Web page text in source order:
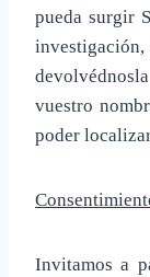
pueda surgir
vuestro
poder
Invitamos a